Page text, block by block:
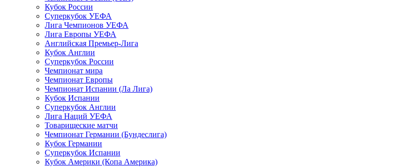
Кубок России
Суперкубок УЕФА
Лига Чемпионов УЕФА
Лига Европы УЕФА
Английская Премьер-Лига
Кубок Англии
Суперкубок России
Чемпионат мира
Чемпионат Европы
Чемпионат Испании (Ла Лига)
Кубок Испании
Суперкубок Англии
Лига Наций УЕФА
Товарищеские матчи
Чемпионат Германии (Бундеслига)
Кубок Германии
Суперкубок Испании
Кубок Америки (Копа Америка)